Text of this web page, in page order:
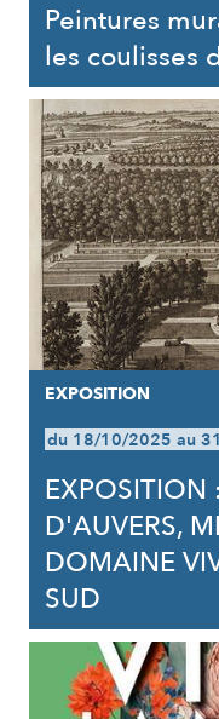
Peintures
les coulisses
EXPOSITION
du 18/10/2025 au
EXPOSITION
D'AUVERS,
DOMAINE
SUD